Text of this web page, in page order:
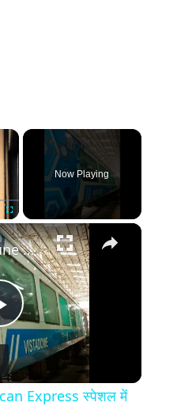
×
Fullscreen
Now Playing
×
Play
Video
Mumbai to Pune Deccan Express स्पेशल में पहली बार Vistadom Coach - Indian Railways
Express स्पेशल में